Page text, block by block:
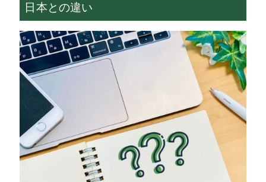
日本との違い